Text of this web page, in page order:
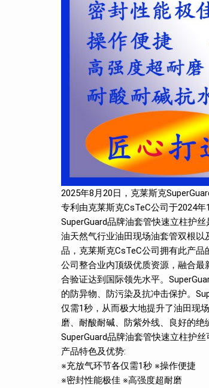
2025年8月20日，克莱斯克
专利由克莱斯克CsTeC公司于2024年
SuperGuard品牌油套管快速立柱护
油天然气行业油田现场油套管双根
品，克莱斯克CsTeC公司拥有此产
公司整合业内顶级优质资源，融合
合验证达到国际领先水平。
的防异物、防污染及抗冲击保护。
仅需1秒，从而极大地提升了油田现
磨、耐酸耐碱、防紫外线、良好的绝
SuperGuard品牌油套管快速立柱护丝
产品特色及优势:
※充放气环节各仅需1秒 ※操作便捷
※密封性能极佳 ※高强度超耐磨